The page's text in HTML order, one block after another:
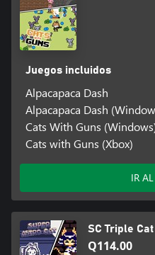
Juegos incluidos
Alpacapaca Dash
Alpacapaca Dash
Cats With Guns
Cats with Guns (Xbox)
IR
SC Triple
Q114.00